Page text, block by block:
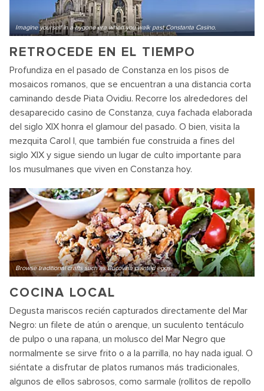
Imagine yourself in a bygone era when you walk past Constanta Casino.
RETROCEDE EN EL TIEMPO
Profundiza en el pasado de Constanza en los pisos de
mosaicos romanos, que se encuentran a una distancia corta
caminando desde Piata Ovidiu. Recorre los alrededores del
desaparecido casino de Constanza, cuya fachada elaborada
del siglo XIX honra el glamour del pasado. O bien, visita la
mezquita Carol I, que también fue construida a fines del
siglo XIX y sigue siendo un lugar de culto importante para
los musulmanes que viven en Constanza hoy.
Browse traditional crafts such as Bucovina painted eggs.
COCINA LOCAL
Degusta mariscos recién capturados directamente del Mar
Negro: un filete de atún o arenque, un suculento tentáculo
de pulpo o una rapana, un molusco del Mar Negro que
normalmente se sirve frito o a la parrilla, no hay nada igual. O
siéntate a disfrutar de platos rumanos más tradicionales,
algunos de ellos sabrosos, como sarmale (rollitos de repollo